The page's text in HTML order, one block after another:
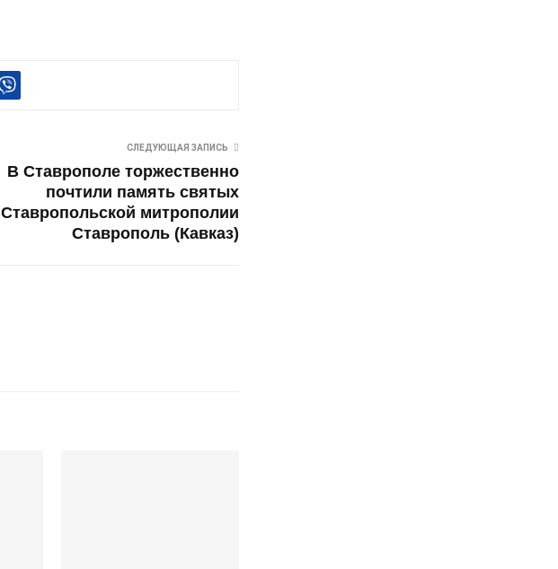
СЛЕДУЮЩАЯ ЗАПИСЬ
В Ставрополе торжественно
почтили память святых
Ставропольской митрополии
Ставрополь (Кавказ)